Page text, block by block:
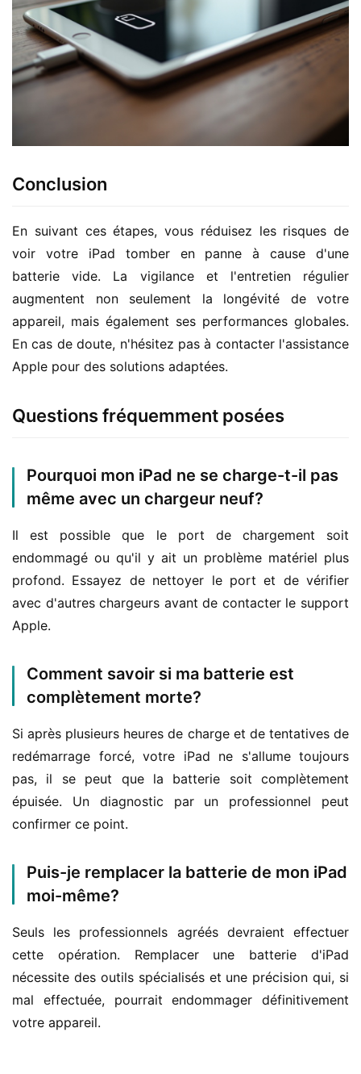
Conclusion
En suivant ces étapes, vous réduisez les risques de
voir votre iPad tomber en panne à cause d'une
batterie vide. La vigilance et l'entretien régulier
augmentent non seulement la longévité de votre
appareil, mais également ses performances globales.
En cas de doute, n'hésitez pas à contacter l'assistance
Apple pour des solutions adaptées.
Questions fréquemment posées
Pourquoi mon iPad ne se charge-t-il pas
même avec un chargeur neuf?
Il est possible que le port de chargement soit
endommagé ou qu'il y ait un problème matériel plus
profond. Essayez de nettoyer le port et de vérifier
avec d'autres chargeurs avant de contacter le support
Apple.
Comment savoir si ma batterie est
complètement morte?
Si après plusieurs heures de charge et de tentatives de
redémarrage forcé, votre iPad ne s'allume toujours
pas, il se peut que la batterie soit complètement
épuisée. Un diagnostic par un professionnel peut
confirmer ce point.
Puis-je remplacer la batterie de mon iPad
moi-même?
Seuls les professionnels agréés devraient effectuer
cette opération. Remplacer une batterie d'iPad
nécessite des outils spécialisés et une précision qui, si
mal effectuée, pourrait endommager définitivement
votre appareil.